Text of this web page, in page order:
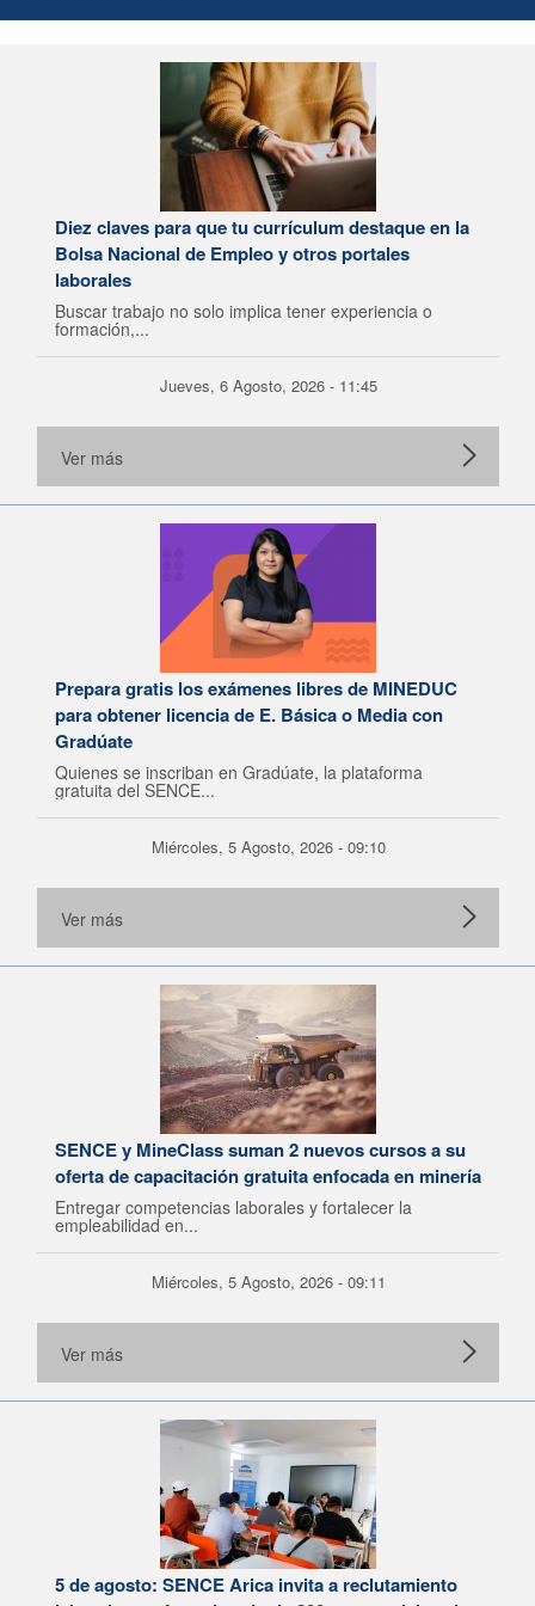
Diez claves para que tu currículum destaque en la
Bolsa Nacional de Empleo y otros portales
laborales
Buscar trabajo no solo implica tener experiencia o
formación,...
Jueves, 6 Agosto, 2026 - 11:45
Ver más
Prepara gratis los exámenes libres de MINEDUC
para obtener licencia de E. Básica o Media con
Gradúate
Quienes se inscriban en Gradúate, la plataforma
gratuita del SENCE...
Miércoles, 5 Agosto, 2026 - 09:10
Ver más
SENCE y MineClass suman 2 nuevos cursos a su
oferta de capacitación gratuita enfocada en minería
Entregar competencias laborales y fortalecer la
empleabilidad en...
Miércoles, 5 Agosto, 2026 - 09:11
Ver más
5 de agosto: SENCE Arica invita a reclutamiento